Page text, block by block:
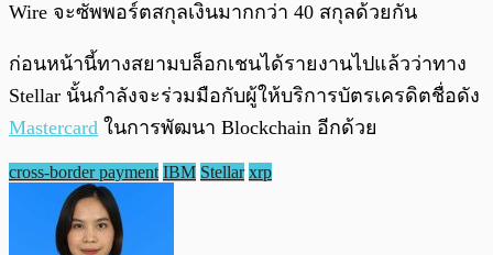
Wire จะซัพพอร์ตสกุลเงินมากกว่า 40 สกุลด้วยกัน
ก่อนหน้านี้ทางสยามบล็อกเชนได้รายงานไปแล้วว่าทาง
Stellar นั้นกำลังจะร่วมมือกับผู้ให้บริการบัตรเครดิตชื่อดัง
Mastercard ในการพัฒนา Blockchain อีกด้วย
cross-border payment IBM Stellar xrp